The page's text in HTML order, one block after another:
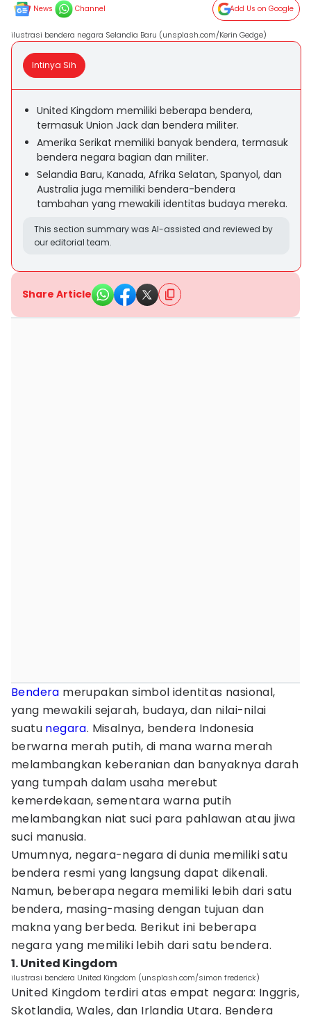
News Channel Add Us on Google
ilustrasi bendera negara Selandia Baru (unsplash.com/Kerin Gedge)
Intinya Sih
United Kingdom memiliki beberapa bendera,
termasuk Union Jack dan bendera militer.
Amerika Serikat memiliki banyak bendera, termasuk
bendera negara bagian dan militer.
Selandia Baru, Kanada, Afrika Selatan, Spanyol, dan
Australia juga memiliki bendera-bendera
tambahan yang mewakili identitas budaya mereka.
This section summary was AI-assisted and reviewed by
our editorial team.
Share Article
Bendera merupakan simbol identitas nasional,
yang mewakili sejarah, budaya, dan nilai-nilai
suatu negara. Misalnya, bendera Indonesia
berwarna merah putih, di mana warna merah
melambangkan keberanian dan banyaknya darah
yang tumpah dalam usaha merebut
kemerdekaan, sementara warna putih
melambangkan niat suci para pahlawan atau jiwa
suci manusia.
Umumnya, negara-negara di dunia memiliki satu
bendera resmi yang langsung dapat dikenali.
Namun, beberapa negara memiliki lebih dari satu
bendera, masing-masing dengan tujuan dan
makna yang berbeda. Berikut ini beberapa
negara yang memiliki lebih dari satu bendera.
1. United Kingdom
ilustrasi bendera United Kingdom (unsplash.com/simon frederick)
United Kingdom terdiri atas empat negara: Inggris,
Skotlandia, Wales, dan Irlandia Utara. Bendera